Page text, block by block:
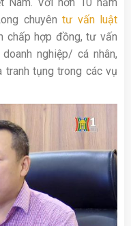
Nam. Với hơn 10 năm
chuyêntư vấn luật
chấp hợp đồng, tư vấn
nghiệp/ cá nhân,
tranh tụng trong các vụ